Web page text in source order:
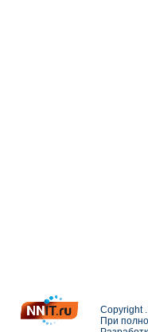
Copyright
При